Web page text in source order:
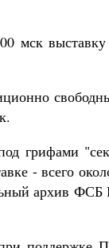
мск
грифами
- всего
архив ФСБ